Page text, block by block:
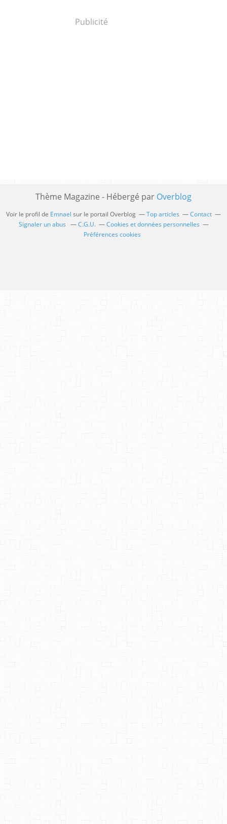
Publicité
Thème Magazine - Hébergé par Overblog
Voir le profil de Emnael sur le portail Overblog Top articles
Contact
Signaler un abus
C.G.U.
Cookies et données personnelles
Préférences cookies